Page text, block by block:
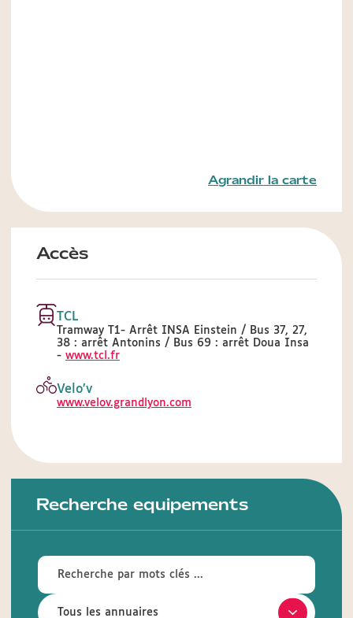
Agrandir la carte
Accès
TCL
Tramway T1- Arrêt INSA Einstein / Bus 37, 27,
38 : arrêt Antonins / Bus 69 : arrêt Doua Insa
- www.tcl.fr
Velo’v
www.velov.grandlyon.com
Recherche equipements